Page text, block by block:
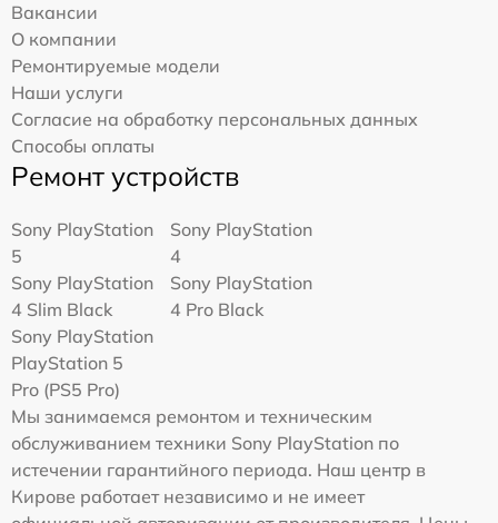
Вакансии
О компании
Ремонтируемые модели
Наши услуги
Согласие на обработку персональных данных
Способы оплаты
Ремонт устройств
Sony PlayStation
5
Sony PlayStation
4
Sony PlayStation
4 Slim Black
Sony PlayStation
4 Pro Black
Sony PlayStation
PlayStation 5
Pro (PS5 Pro)
Мы занимаемся ремонтом и техническим
обслуживанием техники Sony PlayStation по
истечении гарантийного периода. Наш центр в
Кирове работает независимо и не имеет